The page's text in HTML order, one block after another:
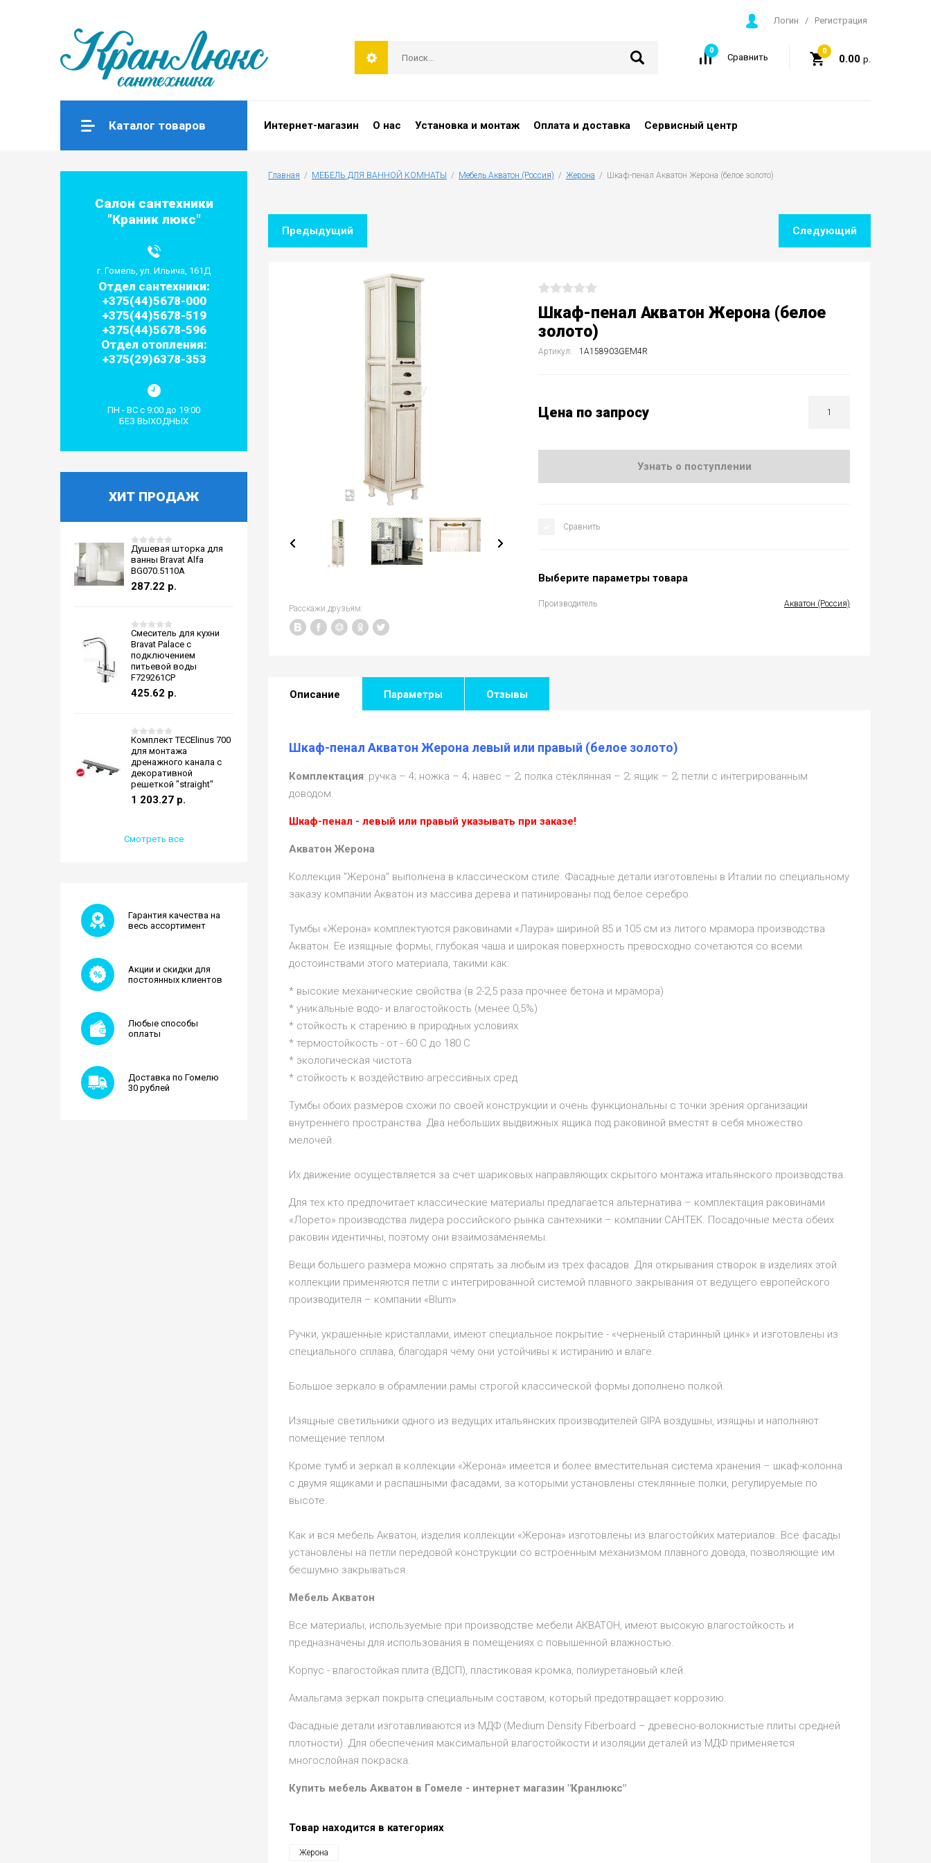
Логин / Регистрация
Сравнить
0 0
0.00 р.
Каталог товаров Интернет-магазин О нас Установка и монтаж Оплата и доставка Сервисный центр
Салон сантехники
"Краник люкс"
г. Гомель, ул. Ильича, 161Д
Отдел сантехники:
+375(44)5678-000
+375(44)5678-519
+375(44)5678-596
Отдел отопления:
+375(29)6378-353
ПН - ВС с 9:00 до 19:00
БЕЗ ВЫХОДНЫХ
ХИТ ПРОДАЖ
Душевая шторка для
ванны Bravat Alfa
BG070.5110A
287.22 р.
Смеситель для кухни
Bravat Palace с
подключением
питьевой воды
F729261CP
425.62 р.
Комплект TECElinus 700
для монтажа
дренажного канала с
декоративной
решеткой "straight"
1 203.27 р.
Смотреть все
Гарантия качества на
весь ассортимент
Акции и скидки для
постоянных клиентов
Любые способы
оплаты
Доставка по Гомелю
30 рублей
Главная
  /
МЕБЕЛЬ ДЛЯ ВАННОЙ КОМНАТЫ
  /
Мебель Акватон (Россия)
  /
Жерона
  /  Шкаф-пенал Акватон Жерона (белое золото)
Предыдущий Следующий
Расскажи друзьям:
Шкаф-пенал Акватон Жерона (белое
золото)
Артикул: 1A158903GEM4R
Цена по запросу
Узнать о поступлении
Сравнить
Выберите параметры товара
Производитель Акватон (Россия)
Описание Параметры Отзывы
Шкаф-пенал Акватон Жерона левый или правый (белое золото)
Комплектация: ручка – 4; ножка – 4; навес – 2; полка стеклянная – 2; ящик – 2; петли с интегрированным
доводом.
Шкаф-пенал - левый или правый указывать при заказе!
Акватон Жерона
Коллекция "Жерона" выполнена в классическом стиле. Фасадные детали изготовлены в Италии по специальному
заказу компании Акватон из массива дерева и патинированы под белое серебро.
Тумбы «Жерона» комплектуются раковинами «Лаура» шириной 85 и 105 см из литого мрамора производства
Акватон. Ее изящные формы, глубокая чаша и широкая поверхность превосходно сочетаются со всеми
достоинствами этого материала, такими как:
* высокие механические свойства (в 2-2,5 раза прочнее бетона и мрамора)
* уникальные водо- и влагостойкость (менее 0,5%)
* стойкость к старению в природных условиях
* термостойкость - от - 60 С до 180 С
* экологическая чистота
* стойкость к воздействию агрессивных сред
Тумбы обоих размеров схожи по своей конструкции и очень функциональны с точки зрения организации
внутреннего пространства. Два небольших выдвижных ящика под раковиной вместят в себя множество
мелочей.
Их движение осуществляется за счет шариковых направляющих скрытого монтажа итальянского производства.
Для тех кто предпочитает классические материалы предлагается альтернатива – комплектация раковинами
«Лорето» производства лидера российского рынка сантехники – компании САНТЕК. Посадочные места обеих
раковин идентичны, поэтому они взаимозаменяемы.
Вещи большего размера можно спрятать за любым из трех фасадов. Для открывания створок в изделиях этой
коллекции применяются петли с интегрированной системой плавного закрывания от ведущего европейского
производителя – компании «Blum».
Ручки, украшенные кристаллами, имеют специальное покрытие - «черненый старинный цинк» и изготовлены из
специального сплава, благодаря чему они устойчивы к истиранию и влаге.
Большое зеркало в обрамлении рамы строгой классической формы дополнено полкой.
Изящные светильники одного из ведущих итальянских производителей GIPA воздушны, изящны и наполняют
помещение теплом.
Кроме тумб и зеркал в коллекции «Жерона» имеется и более вместительная система хранения – шкаф-колонна
с двумя ящиками и распашными фасадами, за которыми установлены стеклянные полки, регулируемые по
высоте.
Как и вся мебель Акватон, изделия коллекции «Жерона» изготовлены из влагостойких материалов. Все фасады
установлены на петли передовой конструкции со встроенным механизмом плавного довода, позволяющие им
бесшумно закрываться.
Мебель Акватон
Все материалы, используемые при производстве мебели АКВАТОН, имеют высокую влагостойкость и
предназначены для использования в помещениях с повышенной влажностью.
Корпус - влагостойкая плита (ВДСП), пластиковая кромка, полиуретановый клей.
Амальгама зеркал покрыта специальным составом, который предотвращает коррозию.
Фасадные детали изготавливаются из МДФ (Medium Density Fiberboard – древесно-волокнистые плиты средней
плотности). Для обеспечения максимальной влагостойкости и изоляции деталей из МДФ применяется
многослойная покраска.
Купить мебель Акватон в Гомеле - интернет магазин "Кранлюкс"
Товар находится в категориях
Жерона